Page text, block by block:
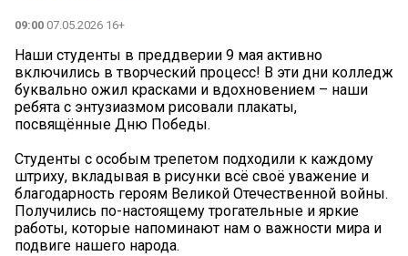
09:00 07.05.2026 16+
Наши студенты в преддверии 9 мая активно
включились в творческий процесс! В эти дни колледж
буквально ожил красками и вдохновением – наши
ребята с энтузиазмом рисовали плакаты,
посвящённые Дню Победы. ️
Студенты с особым трепетом подходили к каждому
штриху, вкладывая в рисунки всё своё уважение и
благодарность героям Великой Отечественной войны. ️
Получились по-настоящему трогательные и яркие
работы, которые напоминают нам о важности мира и
подвиге нашего народа.